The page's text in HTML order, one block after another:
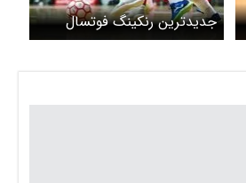
جدیدترین رنکینگ فوتسال
مردان و زنان ایران اعلام شد